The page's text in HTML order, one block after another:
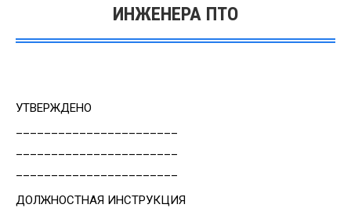
ИНЖЕНЕРА ПТО
Вы здесь:
УТВЕРЖДЕНО
ДОЛЖНОСТНАЯ ИНСТРУКЦИЯ